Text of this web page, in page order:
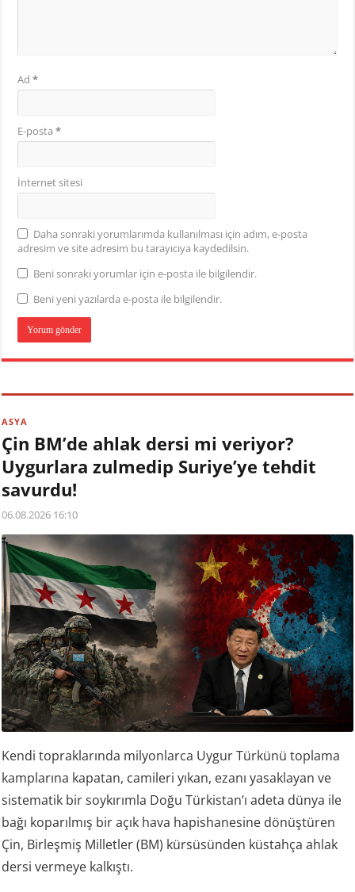
Ad*
E-posta*
İnternet sitesi
Daha sonraki yorumlarımda kullanılması için adım, e-posta
adresim ve site adresim bu tarayıcıya kaydedilsin.
Beni sonraki yorumlar için e-posta ile bilgilendir.
Beni yeni yazılarda e-posta ile bilgilendir.
ASYA
Çin BM’de ahlak dersi mi veriyor?
Uygurlara zulmedip Suriye’ye tehdit
savurdu!
06.08.2026 16:10
Kendi topraklarında milyonlarca Uygur Türkünü toplama
kamplarına kapatan, camileri yıkan, ezanı yasaklayan ve
sistematik bir soykırımla Doğu Türkistan’ı adeta dünya ile
bağı koparılmış bir açık hava hapishanesine dönüştüren
Çin, Birleşmiş Milletler (BM) kürsüsünden küstahça ahlak
dersi vermeye kalkıştı.